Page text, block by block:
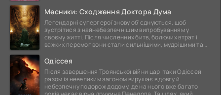
Месники: Сходження Доктора Дума
Легендарні супергерої знову об'єднуються, щоб
зустрітися з найнебезпечнішим випробуванням у
своєму житті. Після численних битв, болючих втрат і
важких перемог вони стали сильнішими, мудрішими та
Одіссея
Після завершення Троянської війни цар Ітаки Одіссей
разом із невеликим загоном вирушає в довгу й
небезпечну подорож додому, де на нього вже багато